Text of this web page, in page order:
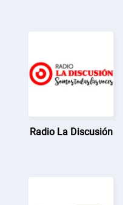
Radio La Discusión